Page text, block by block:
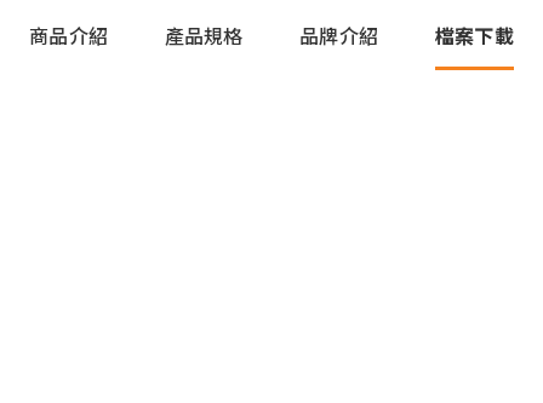
商品介紹 產品規格 品牌介紹 檔案下載